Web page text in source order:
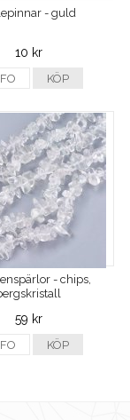
- guld
10 kr
KÖP
- chips,
59 kr
KÖP